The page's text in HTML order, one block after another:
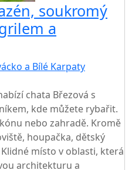
soukromý
a
a Bílé Karpaty
chata Březová s
kde můžete rybařit.
nebo zahradě. Kromě
houpačka, dětský
místo v oblasti, která
architekturu a